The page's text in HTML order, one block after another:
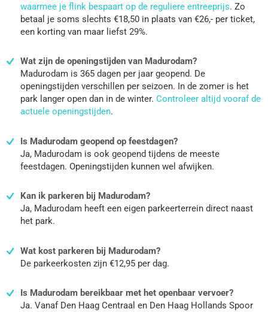
waarmee je flink bespaart op de reguliere entreeprijs. Zo
betaal je soms slechts €18,50 in plaats van €26,- per ticket,
een korting van maar liefst 29%.
Wat zijn de openingstijden van Madurodam?
Madurodam is 365 dagen per jaar geopend. De
openingstijden verschillen per seizoen. In de zomer is het
park langer open dan in de winter. Controleer altijd vooraf de
actuele openingstijden.
Is Madurodam geopend op feestdagen?
Ja, Madurodam is ook geopend tijdens de meeste
feestdagen. Openingstijden kunnen wel afwijken.
Kan ik parkeren bij Madurodam?
Ja, Madurodam heeft een eigen parkeerterrein direct naast
het park.
Wat kost parkeren bij Madurodam?
De parkeerkosten zijn €12,95 per dag.
Is Madurodam bereikbaar met het openbaar vervoer?
Ja. Vanaf Den Haag Centraal en Den Haag Hollands Spoor